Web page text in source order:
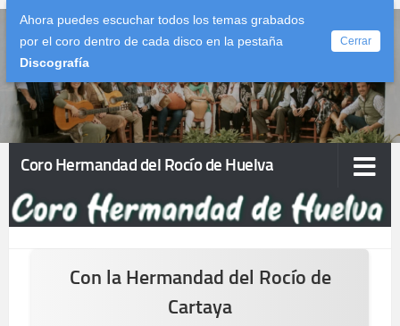
Ahora puedes escuchar todos los temas grabados
por el coro dentro de cada disco en la pestaña
Discografía
Cerrar
Saltar al contenido
Coro Hermandad del Rocío de Huelva
Con la Hermandad del Rocío de
Cartaya